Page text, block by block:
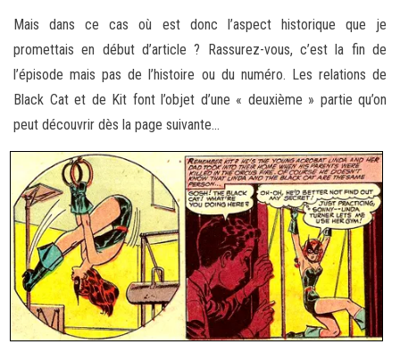
Mais dans ce cas où est donc l’aspect historique que je
promettais en début d’article ? Rassurez-vous, c’est la fin de
l’épisode mais pas de l’histoire ou du numéro. Les relations de
Black Cat et de Kit font l’objet d’une « deuxième » partie qu’on
peut découvrir dès la page suivante…